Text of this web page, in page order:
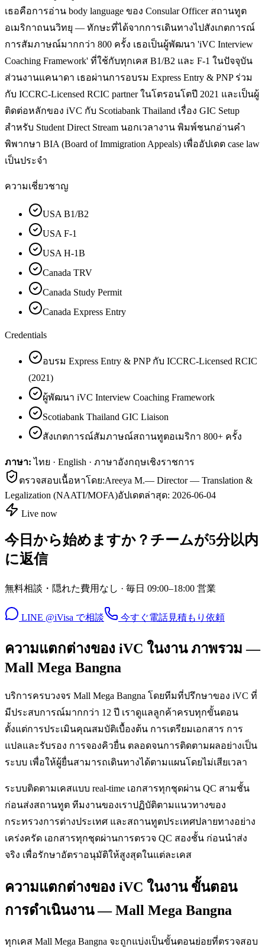
เธอคือการอ่าน body language ของ Consular Officer สถานทูต
อเมริกาถนนวิทยุ — ทักษะที่ได้จากการเดินทางไปสังเกตการณ์
การสัมภาษณ์มากกว่า 800 ครั้ง เธอเป็นผู้พัฒนา 'iVC Interview
Coaching Framework' ที่ใช้กับทุกเคส B1/B2 และ F-1 ในปัจจุบัน
ส่วนงานแคนาดา เธอผ่านการอบรม Express Entry & PNP ร่วม
กับ ICCRC-Licensed RCIC partner ในโตรอนโตปี 2021 และเป็นผู้
ติดต่อหลักของ iVC กับ Scotiabank Thailand เรื่อง GIC Setup
สำหรับ Student Direct Stream นอกเวลางาน พิมพ์ชนกอ่านคำ
พิพากษา BIA (Board of Immigration Appeals) เพื่ออัปเดต case law
เป็นประจำ
ความเชี่ยวชาญ
USA B1/B2
USA F-1
USA H-1B
Canada TRV
Canada Study Permit
Canada Express Entry
Credentials
อบรม Express Entry & PNP กับ ICCRC-Licensed RCIC
(2021)
ผู้พัฒนา iVC Interview Coaching Framework
Scotiabank Thailand GIC Liaison
สังเกตการณ์สัมภาษณ์สถานทูตอเมริกา 800+ ครั้ง
ภาษา: ไทย · English · ภาษาอังกฤษเชิงราชการ
ตรวจสอบเนื้อหาโดย:Areeya M.— Director — Translation &
Legalization (NAATI/MOFA)อัปเดตล่าสุด: 2026-06-04
Live now
今日から始めますか？チームが5分以内
に返信
無料相談・隠れた費用なし · 毎日 09:00–18:00 営業
LINE @iVisa で相談 今すぐ電話見積もり依頼
ความแตกต่างของ iVC ในงาน ภาพรวม —
Mall Mega Bangna
บริการครบวงจร Mall Mega Bangna โดยทีมที่ปรึกษาของ iVC ที่
มีประสบการณ์มากกว่า 12 ปี เราดูแลลูกค้าครบทุกขั้นตอน
ตั้งแต่การประเมินคุณสมบัติเบื้องต้น การเตรียมเอกสาร การ
แปลและรับรอง การจองคิวยื่น ตลอดจนการติดตามผลอย่างเป็น
ระบบ เพื่อให้ผู้ยื่นสามารถเดินทางได้ตามแผนโดยไม่เสียเวลา
ระบบติดตามเคสแบบ real-time เอกสารทุกชุดผ่าน QC สามชั้น
ก่อนส่งสถานทูต ทีมงานของเราปฏิบัติตามแนวทางของ
กระทรวงการต่างประเทศ และสถานทูตประเทศปลายทางอย่าง
เคร่งครัด เอกสารทุกชุดผ่านการตรวจ QC สองชั้น ก่อนนำส่ง
จริง เพื่อรักษาอัตราอนุมัติให้สูงสุดในแต่ละเคส
ความแตกต่างของ iVC ในงาน ขั้นตอน
การดำเนินงาน — Mall Mega Bangna
ทุกเคส Mall Mega Bangna จะถูกแบ่งเป็นขั้นตอนย่อยที่ตรวจสอบ